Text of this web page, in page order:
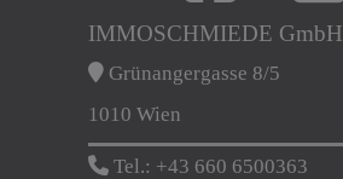
IMMOSCHMIEDE GmbH
Grünangergasse 8/5
1010 Wien
Tel.: +43 660 6500363